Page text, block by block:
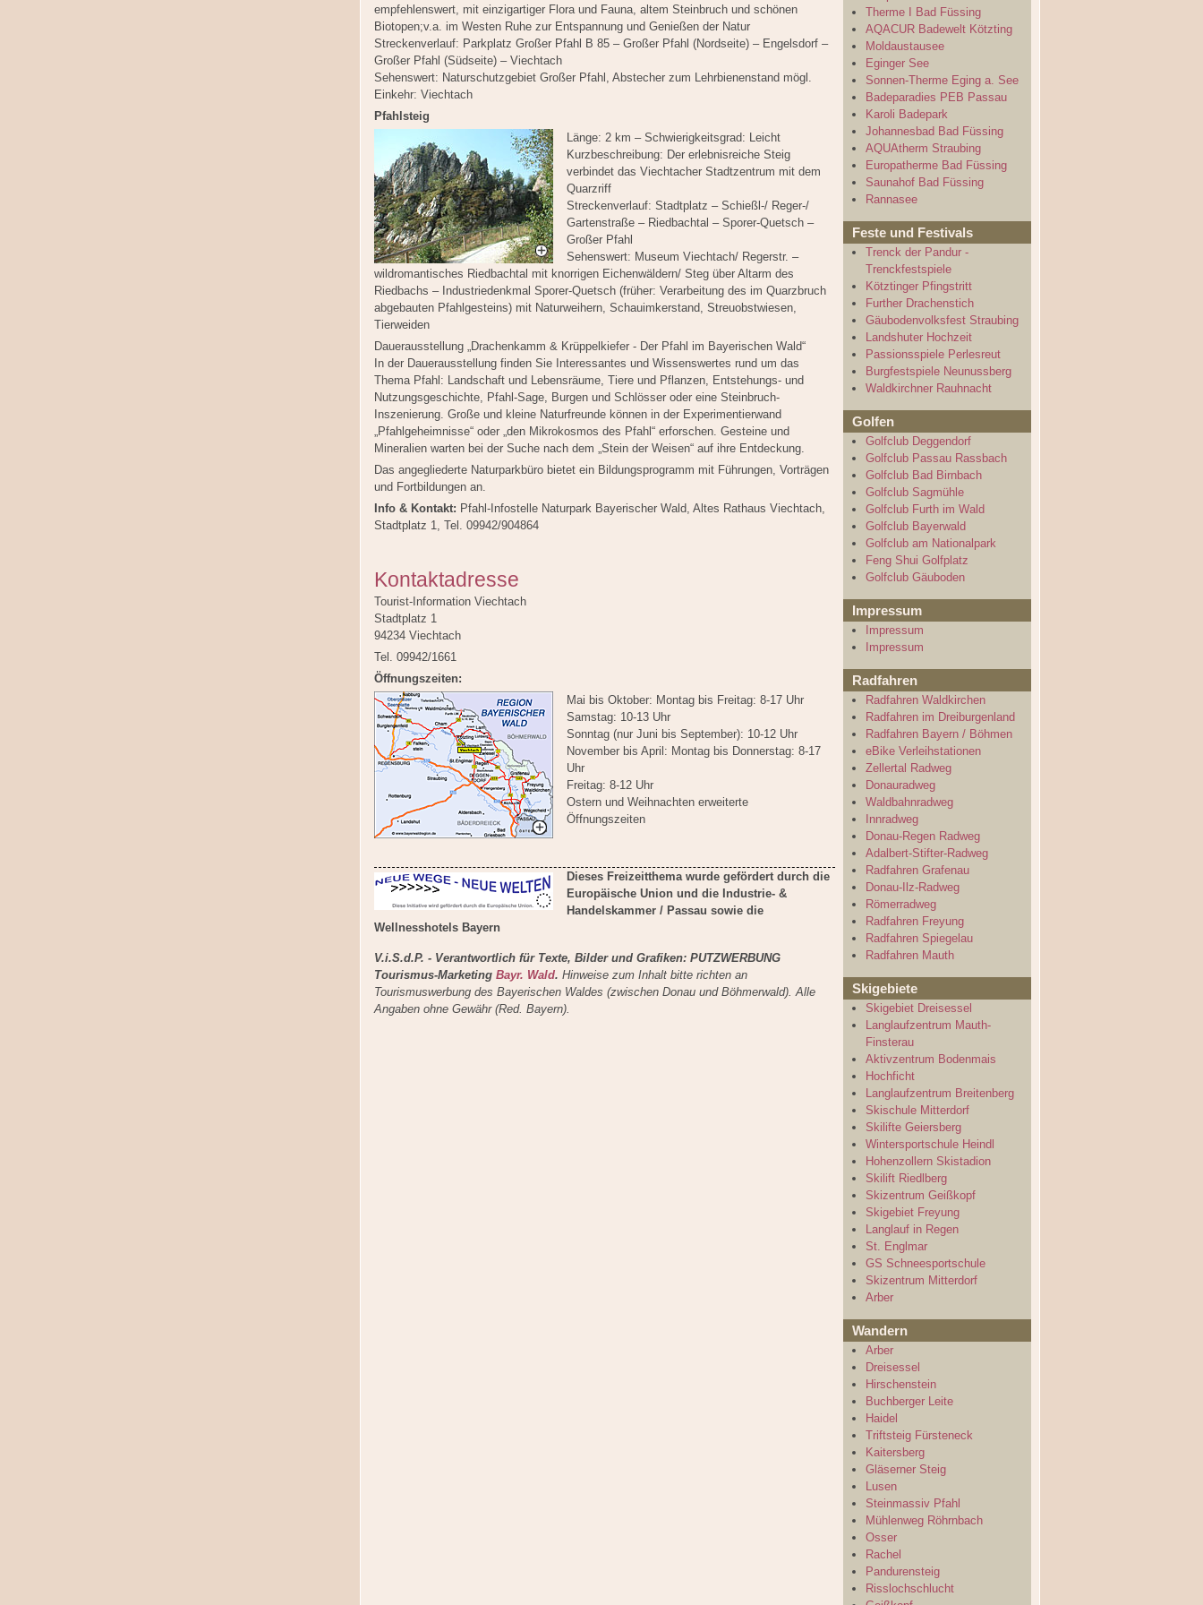
empfehlenswert, mit einzigartiger Flora und Fauna, altem Steinbruch und schönen
Biotopen;v.a. im Westen Ruhe zur Entspannung und Genießen der Natur
Streckenverlauf: Parkplatz Großer Pfahl B 85 – Großer Pfahl (Nordseite) – Engelsdorf –
Großer Pfahl (Südseite) – Viechtach
Sehenswert: Naturschutzgebiet Großer Pfahl, Abstecher zum Lehrbienenstand mögl.
Einkehr: Viechtach
Pfahlsteig
Länge: 2 km – Schwierigkeitsgrad: Leicht
Kurzbeschreibung: Der erlebnisreiche Steig
verbindet das Viechtacher Stadtzentrum mit dem
Quarzriff
Streckenverlauf: Stadtplatz – Schießl-/ Reger-/
Gartenstraße – Riedbachtal – Sporer-Quetsch –
Großer Pfahl
Sehenswert: Museum Viechtach/ Regerstr. –
wildromantisches Riedbachtal mit knorrigen Eichenwäldern/ Steg über Altarm des
Riedbachs – Industriedenkmal Sporer-Quetsch (früher: Verarbeitung des im Quarzbruch
abgebauten Pfahlgesteins) mit Naturweihern, Schauimkerstand, Streuobstwiesen,
Tierweiden
Dauerausstellung „Drachenkamm & Krüppelkiefer - Der Pfahl im Bayerischen Wald“
In der Dauerausstellung finden Sie Interessantes und Wissenswertes rund um das
Thema Pfahl: Landschaft und Lebensräume, Tiere und Pflanzen, Entstehungs- und
Nutzungsgeschichte, Pfahl-Sage, Burgen und Schlösser oder eine Steinbruch-
Inszenierung. Große und kleine Naturfreunde können in der Experimentierwand
„Pfahlgeheimnisse“ oder „den Mikrokosmos des Pfahl“ erforschen. Gesteine und
Mineralien warten bei der Suche nach dem „Stein der Weisen“ auf ihre Entdeckung.
Das angegliederte Naturparkbüro bietet ein Bildungsprogramm mit Führungen, Vorträgen
und Fortbildungen an.
Info & Kontakt: Pfahl-Infostelle Naturpark Bayerischer Wald, Altes Rathaus Viechtach,
Stadtplatz 1, Tel. 09942/904864
Kontaktadresse
Tourist-Information Viechtach
Stadtplatz 1
94234 Viechtach
Tel. 09942/1661
Öffnungszeiten:
Mai bis Oktober: Montag bis Freitag: 8-17 Uhr
Samstag: 10-13 Uhr
Sonntag (nur Juni bis September): 10-12 Uhr
November bis April: Montag bis Donnerstag: 8-17
Uhr
Freitag: 8-12 Uhr
Ostern und Weihnachten erweiterte
Öffnungszeiten
Dieses Freizeitthema wurde gefördert durch die
Europäische Union und die Industrie- &
Handelskammer / Passau sowie die
Wellnesshotels Bayern
V.i.S.d.P. - Verantwortlich für Texte, Bilder und Grafiken: PUTZWERBUNG
Tourismus-Marketing Bayr. Wald. Hinweise zum Inhalt bitte richten an
Tourismuswerbung des Bayerischen Waldes (zwischen Donau und Böhmerwald). Alle
Angaben ohne Gewähr (Red. Bayern).
Therme I Bad Füssing
AQACUR Badewelt Kötzting
Moldaustausee
Eginger See
Sonnen-Therme Eging a. See
Badeparadies PEB Passau
Karoli Badepark
Johannesbad Bad Füssing
AQUAtherm Straubing
Europatherme Bad Füssing
Saunahof Bad Füssing
Rannasee
Feste und Festivals
Trenck der Pandur -
Trenckfestspiele
Kötztinger Pfingstritt
Further Drachenstich
Gäubodenvolksfest Straubing
Landshuter Hochzeit
Passionsspiele Perlesreut
Burgfestspiele Neunussberg
Waldkirchner Rauhnacht
Golfen
Golfclub Deggendorf
Golfclub Passau Rassbach
Golfclub Bad Birnbach
Golfclub Sagmühle
Golfclub Furth im Wald
Golfclub Bayerwald
Golfclub am Nationalpark
Feng Shui Golfplatz
Golfclub Gäuboden
Impressum
Impressum
Impressum
Radfahren
Radfahren Waldkirchen
Radfahren im Dreiburgenland
Radfahren Bayern / Böhmen
eBike Verleihstationen
Zellertal Radweg
Donauradweg
Waldbahnradweg
Innradweg
Donau-Regen Radweg
Adalbert-Stifter-Radweg
Radfahren Grafenau
Donau-Ilz-Radweg
Römerradweg
Radfahren Freyung
Radfahren Spiegelau
Radfahren Mauth
Skigebiete
Skigebiet Dreisessel
Langlaufzentrum Mauth-
Finsterau
Aktivzentrum Bodenmais
Hochficht
Langlaufzentrum Breitenberg
Skischule Mitterdorf
Skilifte Geiersberg
Wintersportschule Heindl
Hohenzollern Skistadion
Skilift Riedlberg
Skizentrum Geißkopf
Skigebiet Freyung
Langlauf in Regen
St. Englmar
GS Schneesportschule
Skizentrum Mitterdorf
Arber
Wandern
Arber
Dreisessel
Hirschenstein
Buchberger Leite
Haidel
Triftsteig Fürsteneck
Kaitersberg
Gläserner Steig
Lusen
Steinmassiv Pfahl
Mühlenweg Röhrnbach
Osser
Rachel
Pandurensteig
Risslochschlucht